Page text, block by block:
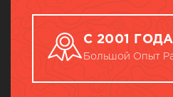
С 2001
Большой Опыт